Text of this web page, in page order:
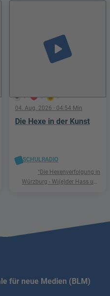
1 0 0
play_arrow
04. Aug. 2026 · 04:54 Min
Die Hexe in der Kunst
SCHULRADIO
"Die Hexenverfolgung in
Würzburg - Wi(e)der Hass und
für neue Medien (BLM)